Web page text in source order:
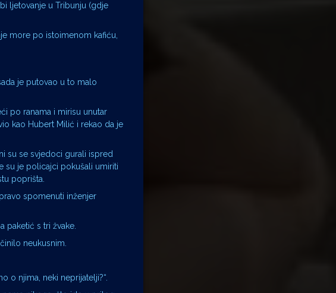
ljetovanje u Tribunju (gdje
more po istoimenom kafiću,
je putovao u to malo
po ranama i mirisu unutar
kao Hubert Milić i rekao da je
su se svjedoci gurali ispred
su je policajci pokušali umiriti
poprišta.
spomenuti inženjer
paketić s tri žvake.
neukusnim.
o njima, neki neprijatelji?“.